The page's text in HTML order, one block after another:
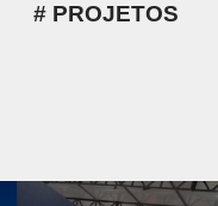
PROJETOS